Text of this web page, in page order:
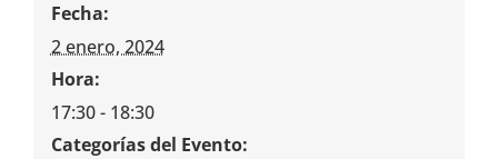
Fecha:
2 enero, 2024
Hora:
17:30 - 18:30
Categorías del Evento: